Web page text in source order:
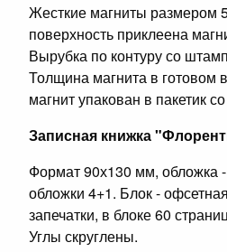
Жесткие магниты размером
поверхность приклеена
Вырубка по контуру со
Толщина магнита в готовом
магнит упакован в пакетик
Записная книжка
Формат 90х130 мм, обложка
обложки 4+1. Блок -
запечатки, в блоке 60
Углы скруглены.